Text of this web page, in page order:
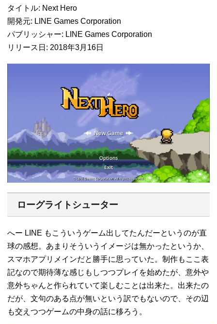
タイトル: Next Hero
開発元: LINE Games Corporation
パブリッシャー: LINE Games Corporation
リリース日: 2018年3月16日
ローグライトシューター
へー LINE もこういうゲーム出してたんだーというのが直
球の感想。あまりそういうイメージは無かったというか、
スマホアプリメインだと勝手に思っていた。制作もここ表
記なので期待薄な感じもしつつプレイを始めたが、意外や
意外ちゃんと作られていて楽しむことは出来た。出来たの
だが、文句のある点が無いという訳でもないので、その辺
も交えつつゲームの中身の話に移ろう。